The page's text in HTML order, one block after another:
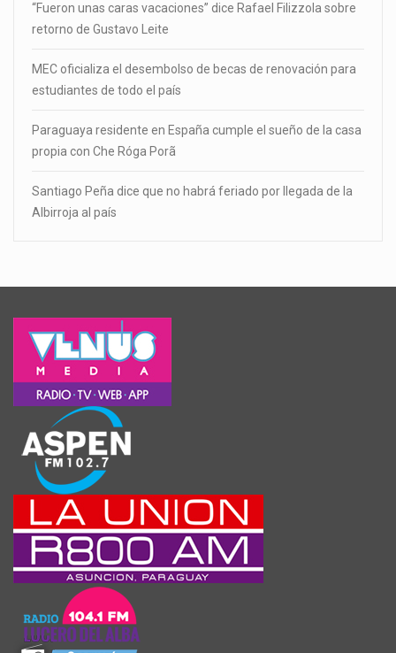
“Fueron unas caras vacaciones” dice Rafael Filizzola sobre
retorno de Gustavo Leite
MEC oficializa el desembolso de becas de renovación para
estudiantes de todo el país
Paraguaya residente en España cumple el sueño de la casa
propia con Che Róga Porã
Santiago Peña dice que no habrá feriado por llegada de la
Albirroja al país